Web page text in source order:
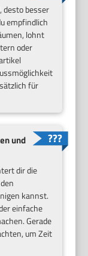
desto besser
empfindlich
lohnt
oder
für
und
dir die
kannst.
einfache
Gerade
um Zeit